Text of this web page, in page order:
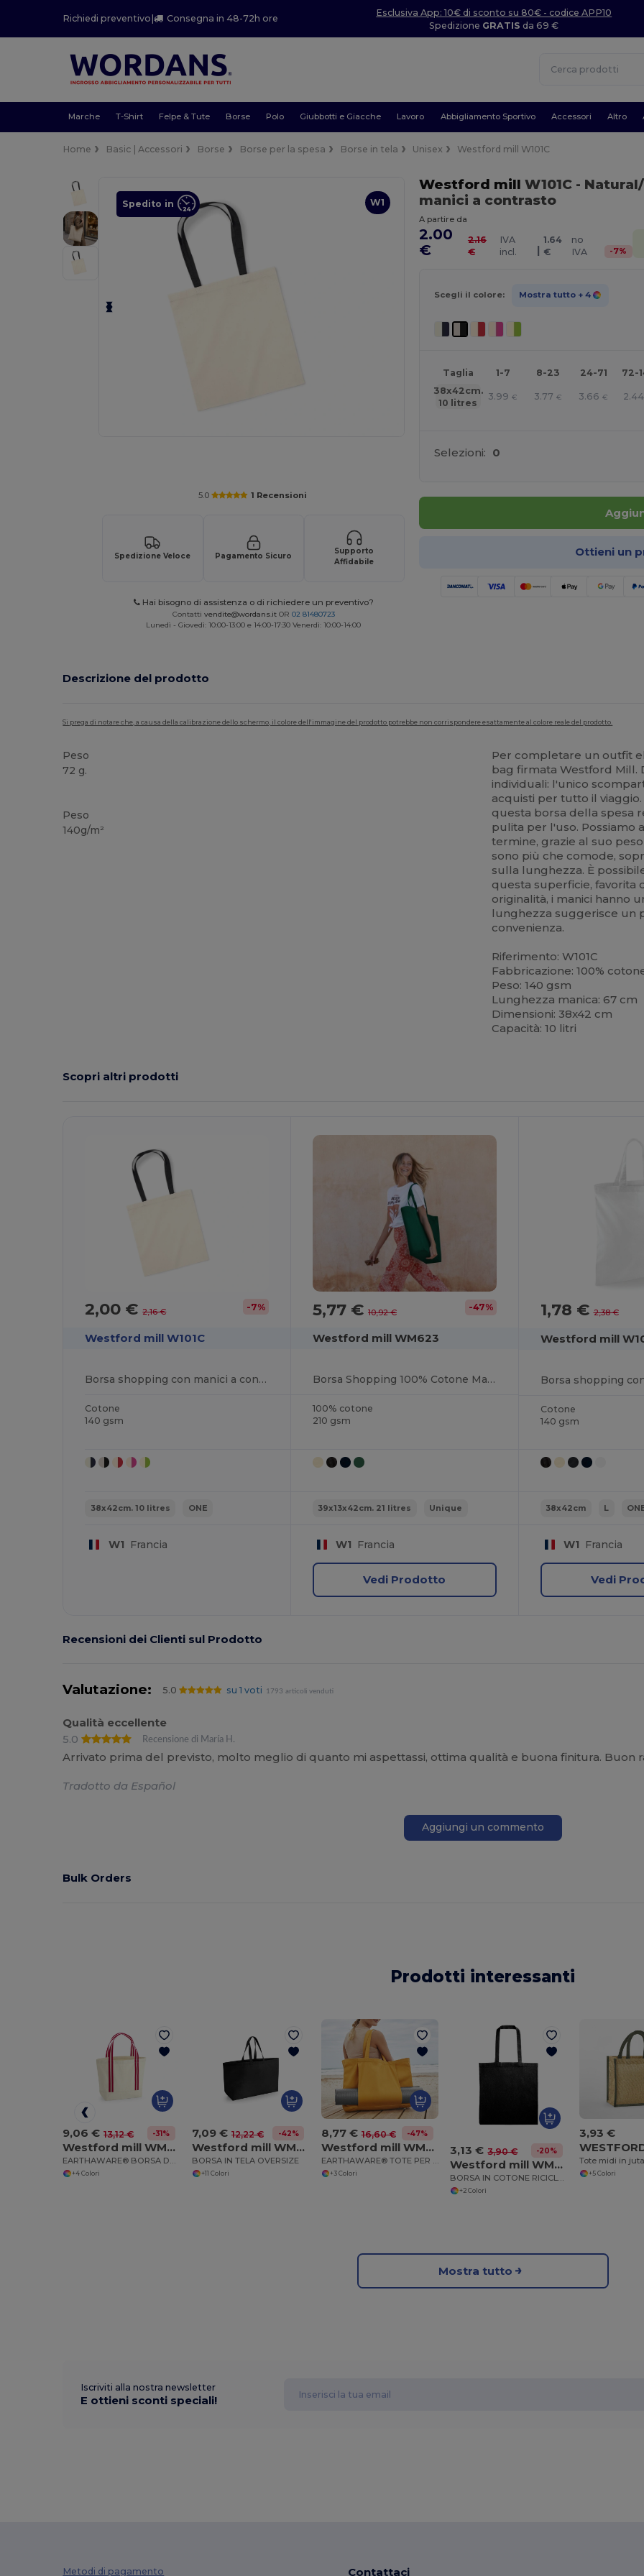
Richiedi preventivo | Consegna in 48-72h ore
Esclusiva App: 10€ di sconto su 80€ - codice APP10
Spedizione GRATIS da 69 €
Marche T-Shirt Felpe & Tute Borse Polo Giubbotti e Giacche Lavoro Abbigliamento Sportivo Accessori Altro
Home Basic | Accessori Borse Borse per la spesa Borse in tela Unisex Westford mill W101C
W1
Spedito in
5.0 1 Recensioni
Spedizione Veloce Pagamento Sicuro
Supporto
Affidabile
Hai bisogno di assistenza o di richiedere un preventivo?
Contatti vendite@wordans.it OR 02 81480723
Lunedì - Giovedì: 10:00-13:00 e 14:00-17:30 Venerdì: 10:00-14:00
Westford mill W101C -
manici a contrasto
A partire da
2.00
€
2.16
€
IVA
incl.
|
1.64
€
no
IVA
-7%
Scegli il colore: Mostra tutto + 4
Taglia 1-7 8-23 24-71
72-
38x42cm.
10 litres
3.99 € 3.77 € 3.66 € 2.44
Selezioni: 0
Ottieni un
Descrizione del prodotto
Si prega di notare che, a causa della calibrazione dello schermo, il colore dell'immagine del prodotto potrebbe non corrispondere esattamente al colore reale del prodotto.
Peso
72 g.
Peso
140g/m²
Per completare un outfit
bag firmata Westford Mill.
individuali: l'unico
acquisti per tutto il
questa borsa della spesa
pulita per l'uso. Possiamo
termine, grazie al suo
sono più che comode,
sulla lunghezza. È
questa superficie, favorita
originalità, i manici hanno
lunghezza suggerisce un
convenienza.
Riferimento: W101C
Fabbricazione: 100%
Peso: 140 gsm
Lunghezza manica: 67 cm
Dimensioni: 38x42 cm
Capacità: 10 litri
Scopri altri prodotti
2,00 €2,16 € -7%
Westford mill W101C
Borsa shopping con manici a contrasto
Cotone
140 gsm
38x42cm. 10 litres ONE
W1 Francia
5,77 € 10,92 € -47%
Westford mill WM623
Borsa Shopping 100% Cotone Manici Lunghi
100% cotone
210 gsm
39x13x42cm. 21 litres Unique
W1 Francia
Vedi Prodotto
1,78 €2,38 €
Westford mill
Borsa shopping
Cotone
140 gsm
38x42cm L
W1 Francia
Vedi
Recensioni dei Clienti sul Prodotto
Valutazione: 5.0 su 1 voti 1793 articoli venduti
Qualità eccellente
5.0
Recensione di María H.
Arrivato prima del previsto, molto meglio di quanto mi aspettassi, ottima qualità e buona finitura. Buon
Tradotto da Español
Aggiungi un commento
Bulk Orders
Prodotti interessanti
9,06 € 13,12 € -31%
Westford mill WM690
EARTHAWARE® BORSA DA BARCA BIOLOGICA
+4 Colori
7,09 € 12,22 € -42%
Westford mill WM696
BORSA IN TELA OVERSIZE
+11 Colori
8,77 € 16,60 € -47%
Westford mill WM818
EARTHAWARE® TOTE PER LO YOGA BIOLOGICO
+3 Colori
3,13 € 3,90 € -20%
Westford mill WM901
BORSA IN COTONE RICICLATO
+2 Colori
3,93 €
+5 Colori
Mostra tutto
Iscriviti alla nostra newsletter
E ottieni sconti speciali!
Metodi di pagamento Contattaci